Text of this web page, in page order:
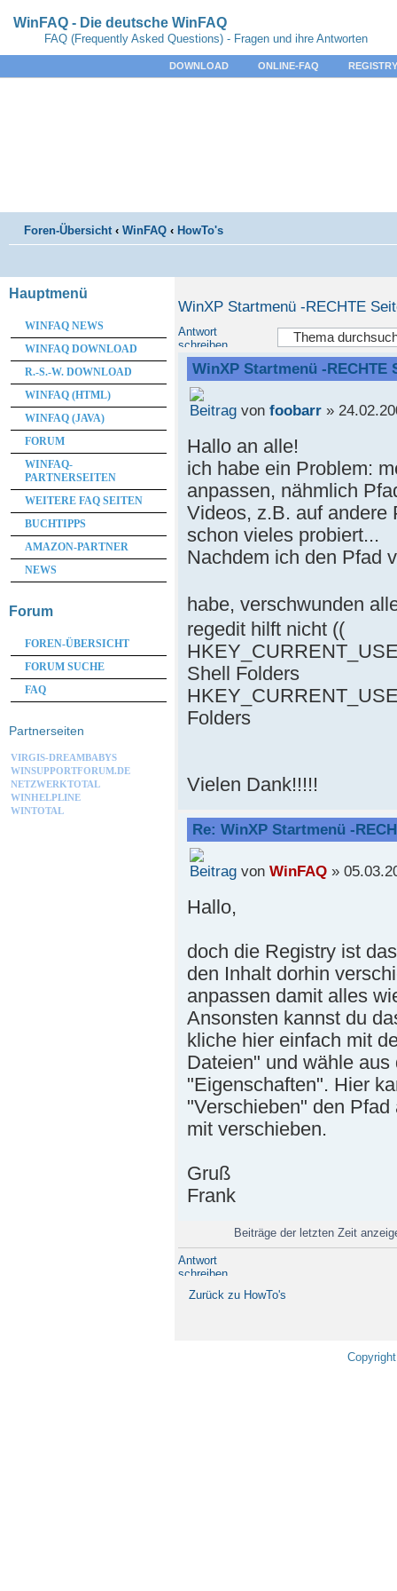
WinFAQ - Die deutsche WinFAQ
FAQ (Frequently Asked Questions) - Fragen und ihre Antworten
DOWNLOAD ONLINE-FAQ
Foren-Übersicht ‹ WinFAQ ‹ HowTo's
WinXP Startmenü -RECHTE
Antwort
schreiben
WinXP Startmenü -RECHTE
von foobarr»
Hallo an alle!
ich habe ein Problem:
anpassen, nähmlich
Videos, z.B. auf andere
schon vieles probiert...
Nachdem ich den Pfad
habe, verschwunden
regedit hilft nicht ((
Shell Folders
Folders
Vielen Dank!!!!!
Re: WinXP Startmenü -
von WinFAQ»
Hallo,
doch die Registry ist
den Inhalt dorhin
anpassen damit alles
Ansonsten kannst du
kliche hier einfach mit
Dateien" und wähle
"Eigenschaften". Hier
"Verschieben" den
mit verschieben.
Gruß
Frank
Beiträge der letzten Zeit
Antwort
schreiben
Zurück zu HowTo's
Hauptmenü
WINFAQ NEWS
WINFAQ DOWNLOAD
R.-S.-W. DOWNLOAD
WINFAQ (HTML)
WINFAQ (JAVA)
FORUM
WINFAQ-
PARTNERSEITEN
WEITERE FAQ SEITEN
BUCHTIPPS
AMAZON-PARTNER
NEWS
Forum
FOREN-ÜBERSICHT
FORUM SUCHE
FAQ
Partnerseiten
VIRGIS-DREAMBABYS
WINSUPPORTFORUM.DE
NETZWERKTOTAL
WINHELPLINE
WINTOTAL